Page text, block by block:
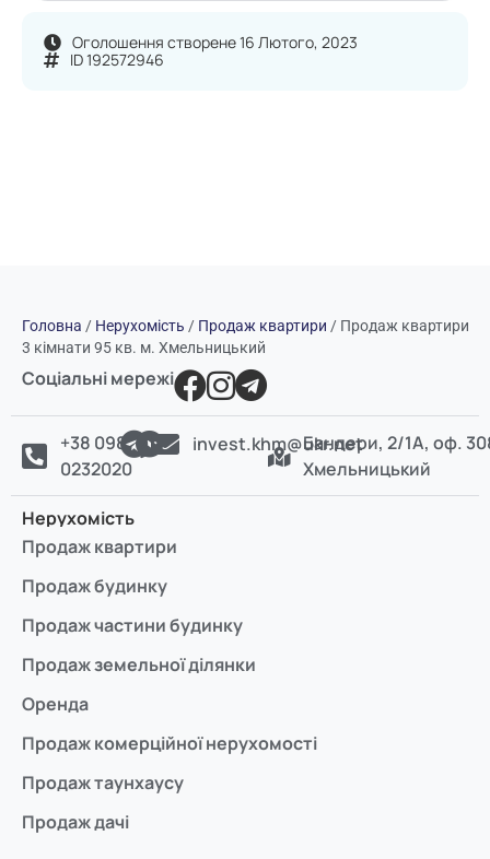
Оголошення створене 16 Лютого, 2023
ID 192572946
Головна / Нерухомість / Продаж квартири / Продаж квартири
3 кімнати 95 кв. м. Хмельницький
Соціальні мережі
+38 098
0232020
invest.khm@ukr.netБандери, 2/1А, оф.
Хмельницький
Нерухомість
Продаж квартири
Продаж будинку
Продаж частини будинку
Продаж земельної ділянки
Оренда
Продаж комерційної нерухомості
Продаж таунхаусу
Продаж дачі